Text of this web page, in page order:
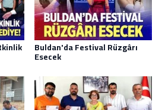
Buldan'da Festival Rüzgârı
Esecek